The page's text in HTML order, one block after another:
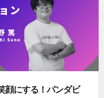
顔にする！パンダビ